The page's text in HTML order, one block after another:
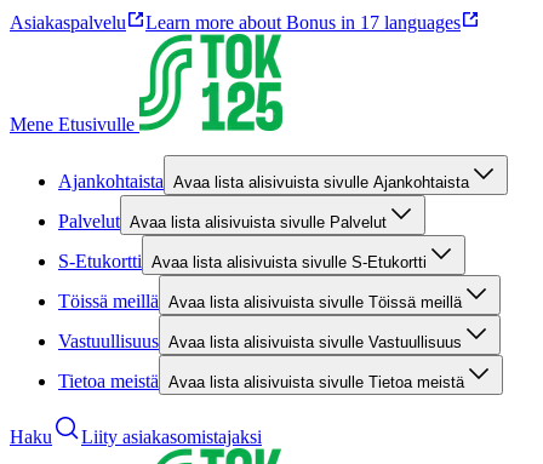
Asiakaspalvelu Learn more about Bonus in 17 languages
Mene Etusivulle
Ajankohtaista Avaa lista alisivuista sivulle Ajankohtaista
Palvelut Avaa lista alisivuista sivulle Palvelut
S-Etukortti Avaa lista alisivuista sivulle S-Etukortti
Töissä meillä Avaa lista alisivuista sivulle Töissä meillä
Vastuullisuus Avaa lista alisivuista sivulle Vastuullisuus
Tietoa meistä Avaa lista alisivuista sivulle Tietoa meistä
Haku Liity asiakasomistajaksi